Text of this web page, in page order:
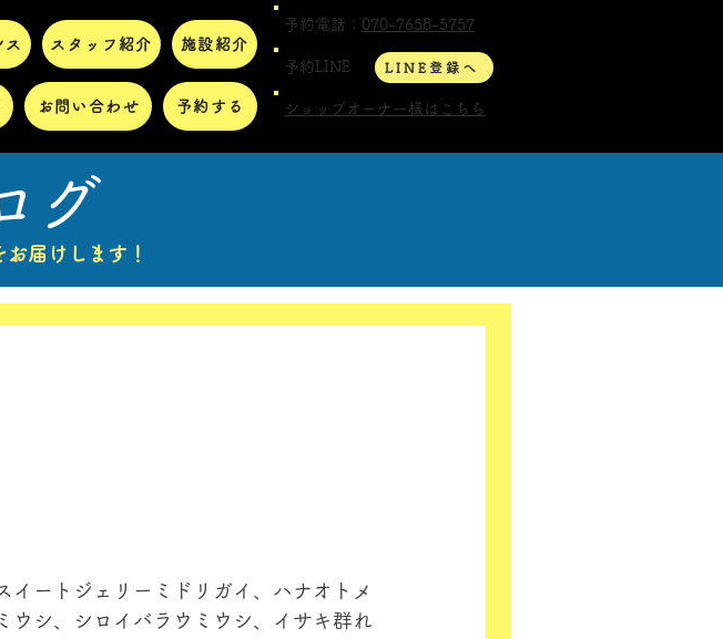
ス スタッフ紹介 施設紹介
お問い合わせ 予約する
予約電話： 070-7658-5757
予約LINE LINE登録へ
ショップオーナー様はこちら
グ
届けします！
ートジェリーミドリガイ、ハナオトメ
ウシ、シロイバラウミウシ、イサキ群れ